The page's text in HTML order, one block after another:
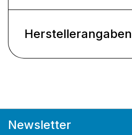
Herstellerangaben
Newsletter